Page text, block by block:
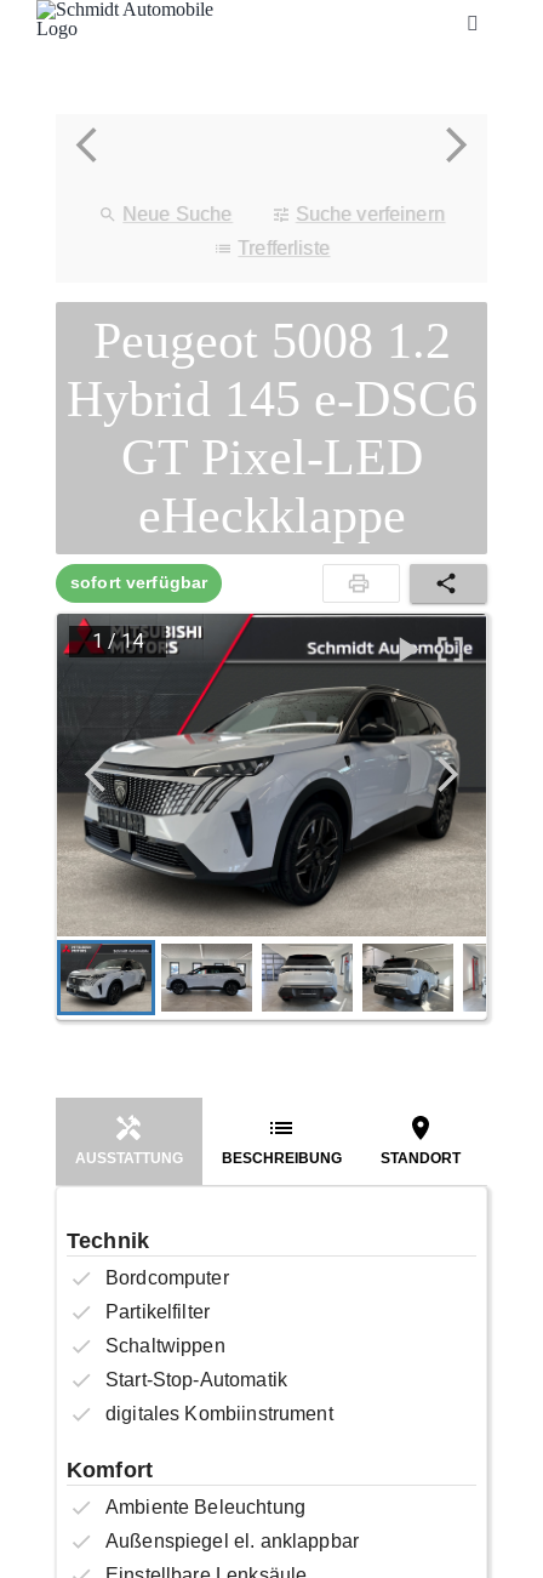
Toggle
Fahrzeuge
Neuheiten
Service
Neue Suche
Suche verfeinern
Trefferliste
Peugeot 5008 1.2
Hybrid 145 e-DSC6
GT Pixel-LED
eHeckklappe
sofort verfügbar
1 /14
AUSSTATTUNG BESCHREIBUNG STANDORT
Technik
Bordcomputer
Partikelfilter
Schaltwippen
Start-Stop-Automatik
digitales Kombiinstrument
Komfort
Ambiente Beleuchtung
Außenspiegel el. anklappbar